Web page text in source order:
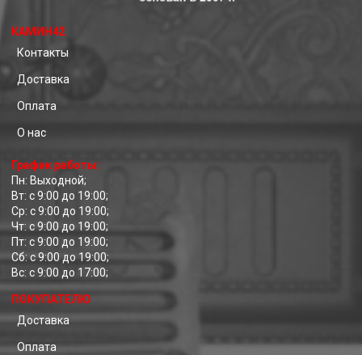
КАМИН42
Контакты
Доставка
Оплата
О нас
График работы:
Пн: Выходной;
Вт: с 9:00 до 19:00;
Ср: с 9:00 до 19:00;
Чт: с 9:00 до 19:00;
Пт: с 9:00 до 19:00;
Сб: с 9:00 до 19:00;
Вс: с 9:00 до 17:00;
ПОКУПАТЕЛЮ
Доставка
Оплата